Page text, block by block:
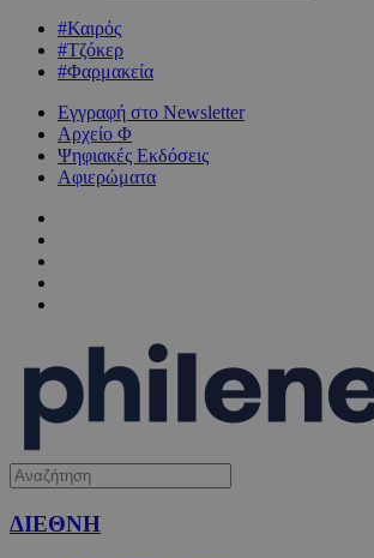
#Καιρός
#Τζόκερ
#Φαρμακεία
Εγγραφή στο Newsletter
Αρχείο Φ
Ψηφιακές Εκδόσεις
Αφιερώματα
ΔΙΕΘΝΗ